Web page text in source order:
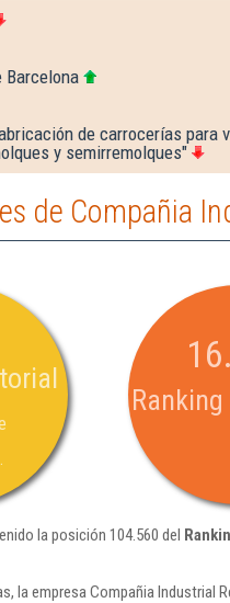
Barcelona
de carrocerías para
y semirremolques"
de Compañia
la posición 104.560 del
la empresa Compañia Industrial